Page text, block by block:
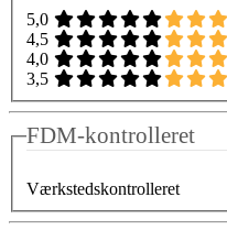
5,0
4,5
4,0
3,5
FDM-kontrolleret
Værkstedskontrolleret